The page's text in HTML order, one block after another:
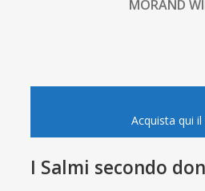
MORAND
Acquista qui il
I Salmi secondo